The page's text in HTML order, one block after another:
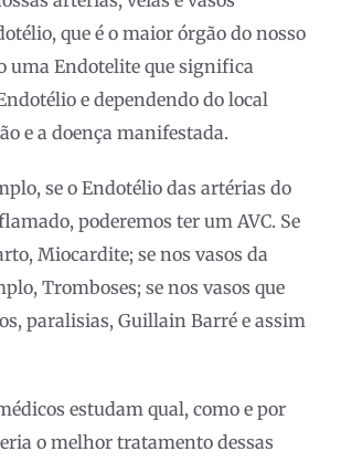
que é o maior órgão do nosso
uma Endotelite que significa
e dependendo do local
e a doença manifestada.
se o Endotélio das artérias do
poderemos ter um AVC. Se
Miocardite; se nos vasos da
Tromboses; se nos vasos que
paralisias, Guillain Barré e assim
estudam qual, como e por
o melhor tratamento dessas